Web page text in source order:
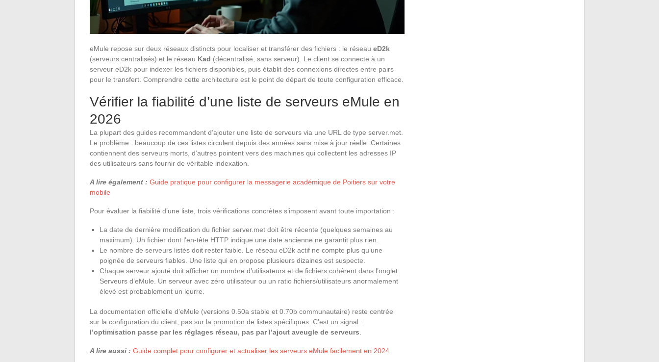
eMule repose sur deux réseaux distincts pour localiser et transférer des fichiers : le réseau eD2k
(serveurs centralisés) et le réseau Kad (décentralisé, sans serveur). Le client se connecte à un
serveur eD2k pour indexer les fichiers disponibles, puis établit des connexions directes entre pairs
pour le transfert. Comprendre cette architecture est le point de départ de toute configuration efficace.
Vérifier la fiabilité d’une liste de serveurs eMule en
2026
La plupart des guides recommandent d’ajouter une liste de serveurs via une URL de type server.met.
Le problème : beaucoup de ces listes circulent depuis des années sans mise à jour réelle. Certaines
contiennent des serveurs morts, d’autres pointent vers des machines qui collectent les adresses IP
des utilisateurs sans fournir de véritable indexation.
A lire également : Guide pratique pour configurer la messagerie académique de Poitiers sur votre
mobile
Pour évaluer la fiabilité d’une liste, trois vérifications concrètes s’imposent avant toute importation :
La date de dernière modification du fichier server.met doit être récente (quelques semaines au
maximum). Un fichier dont l’en-tête HTTP indique une date ancienne ne garantit plus rien.
Le nombre de serveurs listés doit rester faible. Le réseau eD2k actif ne compte plus qu’une
poignée de serveurs fiables. Une liste qui en propose plusieurs dizaines est suspecte.
Chaque serveur ajouté doit afficher un nombre d’utilisateurs et de fichiers cohérent dans l’onglet
Serveurs d’eMule. Un serveur avec zéro utilisateur ou un ratio fichiers/utilisateurs anormalement
élevé est probablement un leurre.
La documentation officielle d’eMule (versions 0.50a stable et 0.70b communautaire) reste centrée
sur la configuration du client, pas sur la promotion de listes spécifiques. C’est un signal :
l’optimisation passe par les réglages réseau, pas par l’ajout aveugle de serveurs
A lire aussi : Guide complet pour configurer et actualiser les serveurs eMule facilement en 2024